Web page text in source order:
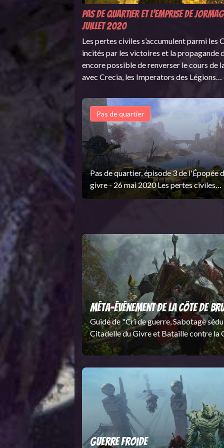
Pas de quartier et L'emprise de
juillet 2020
Les pertes civiles s’accumulent parmi les
incités par les victoires et la propagande
encore possible de renverser le cours
avec Crecia, les Imperators des Légions…
Pas de quartier
Pas de quartier, épisode 3 de l'Épopée
givre - 26 mai 2020 Les pertes civiles
s’accumulent parmi les Charrs après la
de l’Empire à rejoindre les forces de
Mais il est peut-être encore possible de
renverser le cours de la guerre.
Rytlock et participez aux pourparlers
avec Crecia, les Imperators des
Ryland.
Méta-événement de la Côte de
Guide de "Cri de guerre, Sabotage
Citadelle du Givre et Bataille contre la
événement de la Côte de Bruinebois.
Guerre froide